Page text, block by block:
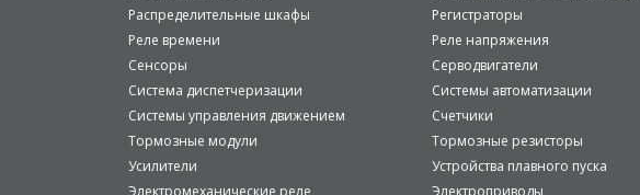
Распределительные шкафы
Регистраторы
Реле времени
Реле напряжения
Сенсоры
Серводвигатели
Система диспетчеризации
Системы автоматизации
Системы управления движением
Счетчики
Тормозные модули
Тормозные резисторы
Усилители
Устройства плавного пуска
Электромеханические реле
Электроприводы